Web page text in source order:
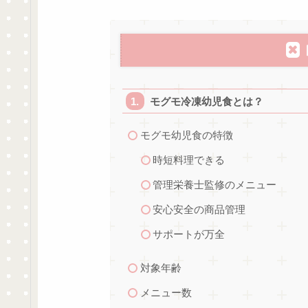
モグモ冷凍幼児食とは？
モグモ幼児食の特徴
時短料理できる
管理栄養士監修のメニュー
安心安全の商品管理
サポートが万全
対象年齢
メニュー数